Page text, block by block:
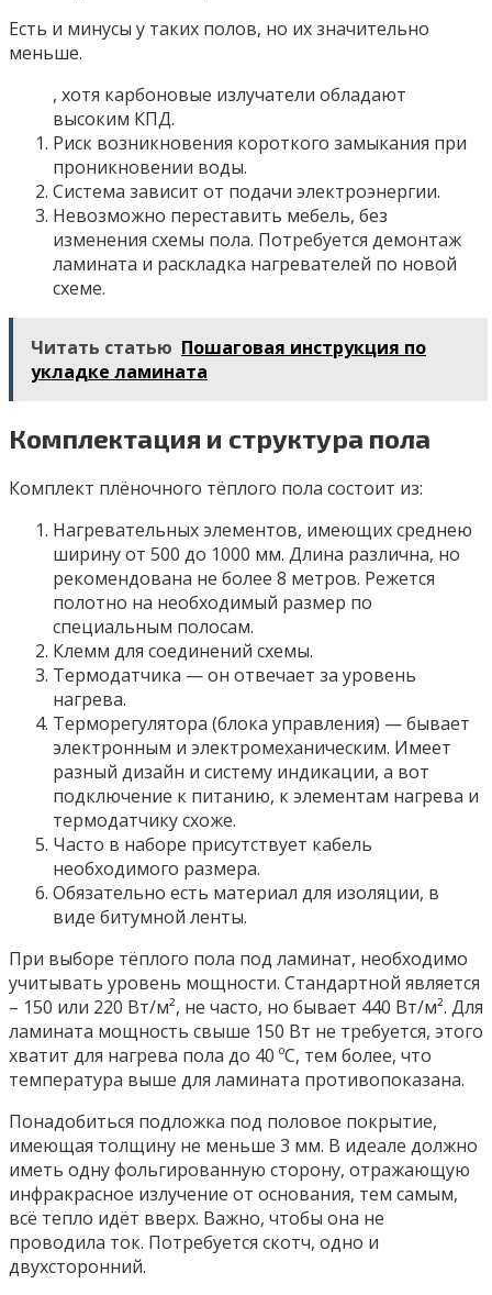
Есть и минусы у таких полов, но их значительно
меньше.
, хотя карбоновые излучатели обладают
высоким КПД.
Риск возникновения короткого замыкания при
проникновении воды.
Система зависит от подачи электроэнергии.
Невозможно переставить мебель, без
изменения схемы пола. Потребуется демонтаж
ламината и раскладка нагревателей по новой
схеме.
Читать статью Пошаговая инструкция по
укладке ламината
Комплектация и структура пола
Комплект плёночного тёплого пола состоит из:
Нагревательных элементов, имеющих среднею
ширину от 500 до 1000 мм. Длина различна, но
рекомендована не более 8 метров. Режется
полотно на необходимый размер по
специальным полосам.
Клемм для соединений схемы.
Термодатчика — он отвечает за уровень
нагрева.
Терморегулятора (блока управления) — бывает
электронным и электромеханическим. Имеет
разный дизайн и систему индикации, а вот
подключение к питанию, к элементам нагрева и
термодатчику схоже.
Часто в наборе присутствует кабель
необходимого размера.
Обязательно есть материал для изоляции, в
виде битумной ленты.
При выборе тёплого пола под ламинат, необходимо
учитывать уровень мощности. Стандартной является
– 150 или 220 Вт/м², не часто, но бывает 440 Вт/м². Для
ламината мощность свыше 150 Вт не требуется, этого
хватит для нагрева пола до 40 ºС, тем более, что
температура выше для ламината противопоказана.
Понадобиться подложка под половое покрытие,
имеющая толщину не меньше 3 мм. В идеале должно
иметь одну фольгированную сторону, отражающую
инфракрасное излучение от основания, тем самым,
всё тепло идёт вверх. Важно, чтобы она не
проводила ток. Потребуется скотч, одно и
двухсторонний.